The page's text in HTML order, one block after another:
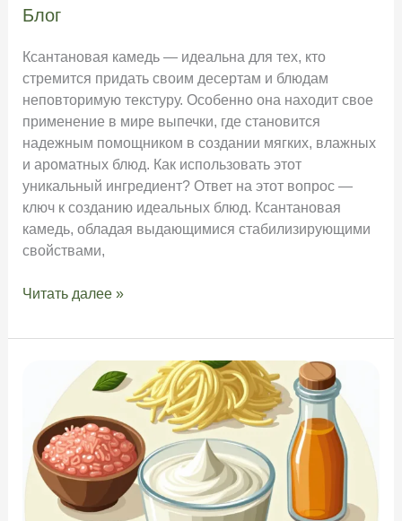
Блог
Ксантановая камедь — идеальна для тех, кто
стремится придать своим десертам и блюдам
неповторимую текстуру. Особенно она находит свое
применение в мире выпечки, где становится
надежным помощником в создании мягких, влажных
и ароматных блюд. Как использовать этот
уникальный ингредиент? Ответ на этот вопрос —
ключ к созданию идеальных блюд. Ксантановая
камедь, обладая выдающимися стабилизирующими
свойствами,
Ксантановая
—
использовать
Читать далее »